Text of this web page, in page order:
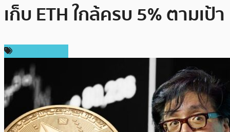
เก็บ ETH ใกล้ครบ 5% ตามเป้า